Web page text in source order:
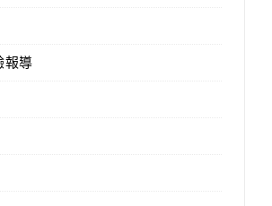
報導